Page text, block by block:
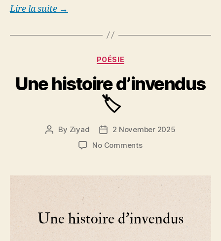
Lire la suite →
Categories
POÉSIE
Une histoire d’invendus
🏷️
Post
By Ziyad
Post
date
2 November 2025
No Commentson
d’invendus